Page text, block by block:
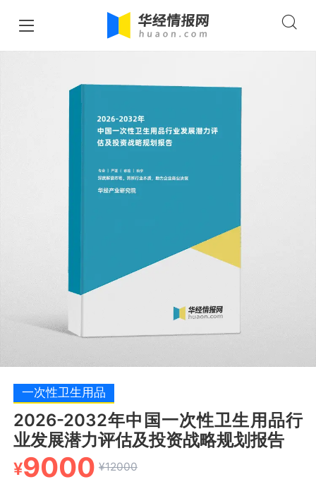
一次性卫生用品
2026-2032年中国一次性卫生用品行
业发展潜力评估及投资战略规划报告
¥9000 ¥12000